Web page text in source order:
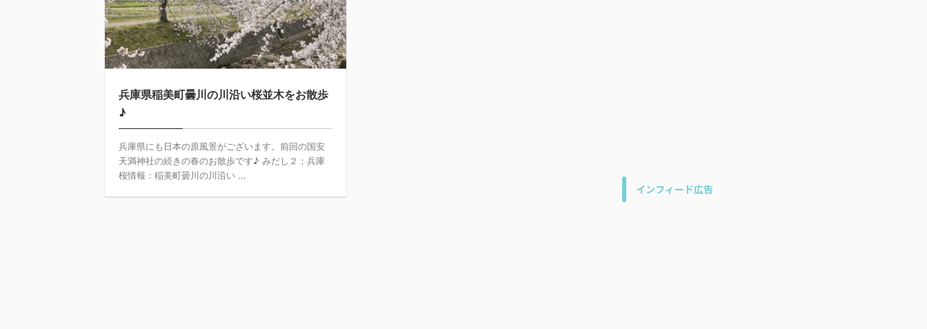
兵庫県稲美町曇川の川沿い桜並木をお散歩
♪
兵庫県にも日本の原風景がございます。前回の国安
天満神社の続きの春のお散歩です♪ みだし２；兵庫
桜情報：稲美町曇川の川沿い ...
インフィード広告